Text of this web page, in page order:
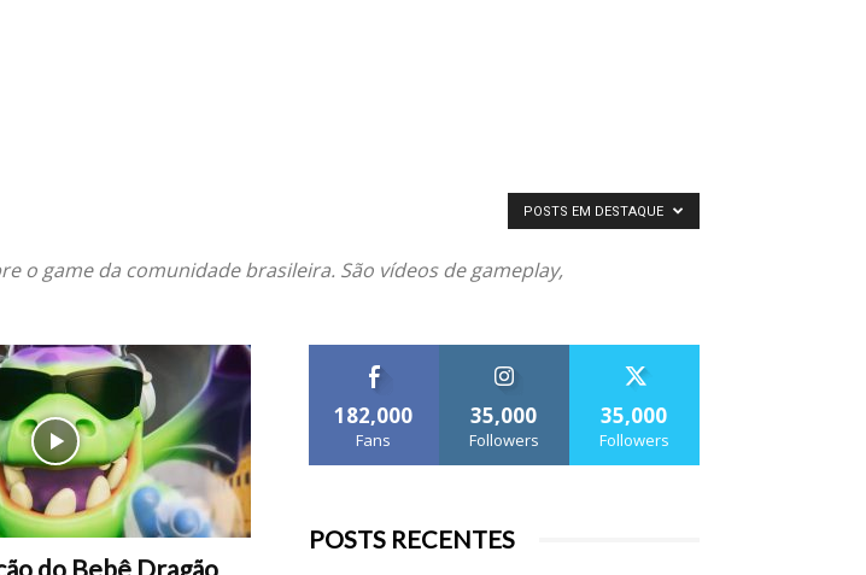
o game da comunidade brasileira. São vídeos de gameplay,
POSTS EM DESTAQUE
do Bebê Dragão
182,000
Fans
35,000
Followers
35,000
Followers
POSTS RECENTES